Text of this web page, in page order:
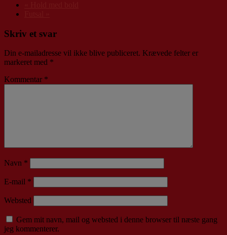
Skriv et svar
Din e-mailadresse vil ikke blive publiceret. Krævede felter er
markeret med *
Kommentar *
Navn *
E-mail *
Websted
Gem mit navn, mail og websted i denne browser til næste gang
jeg kommenterer.